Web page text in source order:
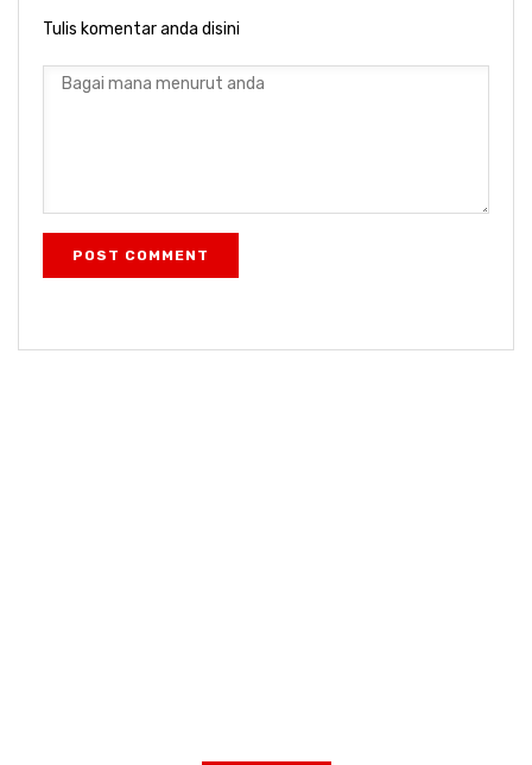
Tulis komentar anda disini
POST COMMENT